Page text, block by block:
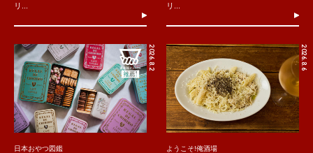
リ...
リ...
2026.8.2
日本おやつ図鑑
2026.8.6
ようこそ!俺酒場